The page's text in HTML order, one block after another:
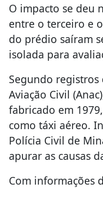
O impacto se deu
entre o terceiro e
do prédio saíram
isolada para
Segundo registros
Aviação Civil
fabricado em
como táxi aéreo.
Polícia Civil de
apurar as causas
Com informações